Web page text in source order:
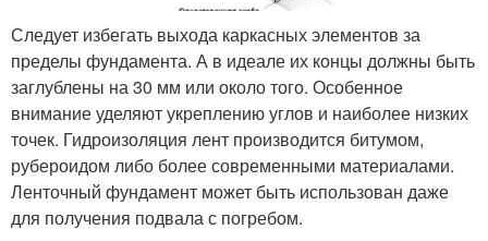
Следует избегать выхода каркасных элементов за
пределы фундамента. А в идеале их концы должны быть
заглублены на 30 мм или около того. Особенное
внимание уделяют укреплению углов и наиболее низких
точек. Гидроизоляция лент производится битумом,
рубероидом либо более современными материалами.
Ленточный фундамент может быть использован даже
для получения подвала с погребом.